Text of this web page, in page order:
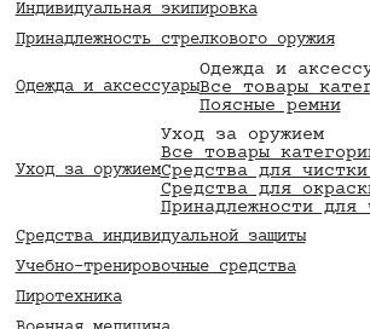
Индивидуальная экипировка
Принадлежность стрелкового оружия
Одежда и аксессуары
Одежда и
Все товары
Поясные ремни
Уход за оружием
Уход за оружием
Все товары
Средства для
Средства для
Принадлежности для
Средства индивидуальной защиты
Учебно-тренировочные средства
Пиротехника